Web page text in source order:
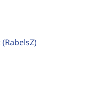
(RabelsZ)